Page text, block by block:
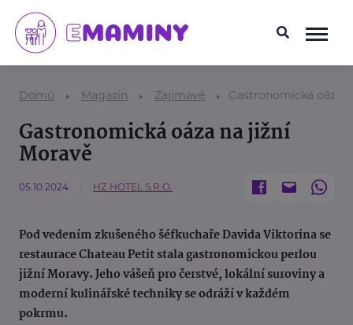
Domů Magazín Zajímavé Gastronomická oáza
Gastronomická oáza na jižní
Moravě
05.10.2024 HZ HOTEL S.R.O.
Pod vedením zkušeného šéfkuchaře Davida Viktorina se
restaurace Chateau Petit stala gastronomickou perlou
jižní Moravy. Jeho vášeň pro čerstvé, lokální suroviny a
moderní kulinářské techniky se odráží v každém
pokrmu.